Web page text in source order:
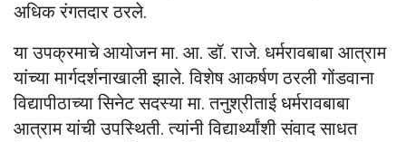
अधिक रंगतदार ठरले.
या उपक्रमाचे आयोजन मा. आ. डॉ. राजे. धर्मरावबाबा आत्राम
यांच्या मार्गदर्शनाखाली झाले. विशेष आकर्षण ठरली गोंडवाना
विद्यापीठाच्या सिनेट सदस्या मा. तनुश्रीताई धर्मरावबाबा
आत्राम यांची उपस्थिती. त्यांनी विद्यार्थ्यांशी संवाद साधत